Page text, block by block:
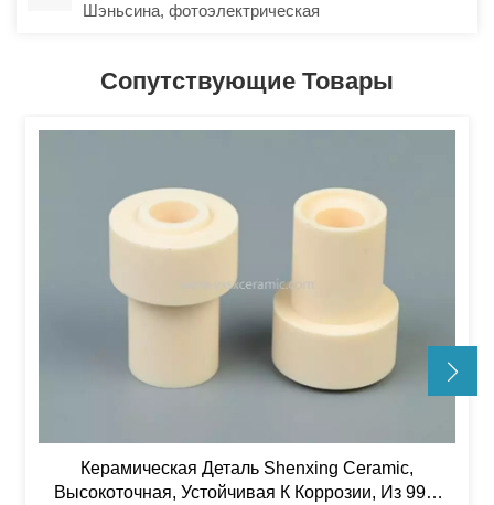
Шэньсина, фотоэлектрическая
Сопутствующие Товары
Керамическая Деталь Shenxing Ceramic,
Высокоточная, Устойчивая К Коррозии, Из 99%